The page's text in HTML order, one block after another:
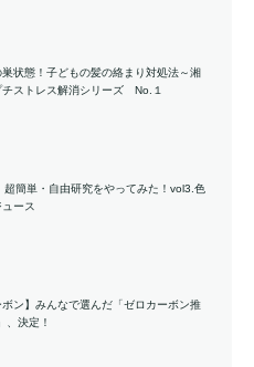
状態！子どもの髪の絡まり対処法～湘
チストレス解消シリーズ No.１
超簡単・自由研究をやってみた！vol3.色
ース
ボン】みんなで選んだ「ゼロカーボン推
、決定！